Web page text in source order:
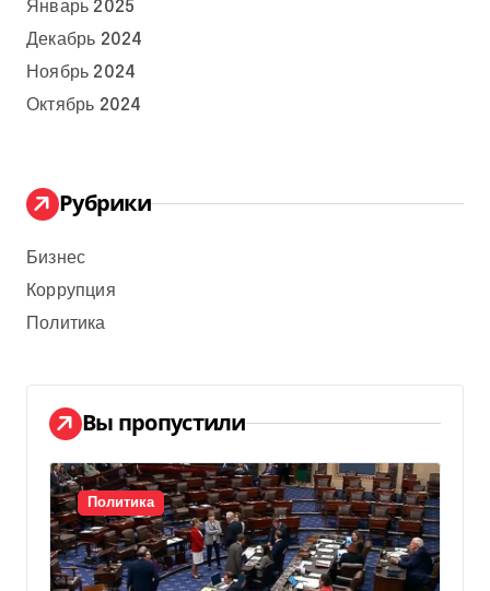
Январь 2025
Декабрь 2024
Ноябрь 2024
Октябрь 2024
Рубрики
Бизнес
Коррупция
Политика
Вы пропустили
Политика